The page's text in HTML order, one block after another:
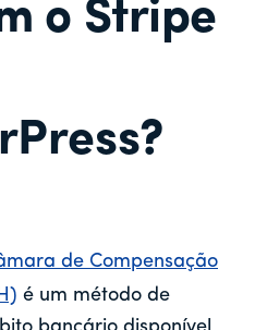
o Stripe
de Compensação
é um método de